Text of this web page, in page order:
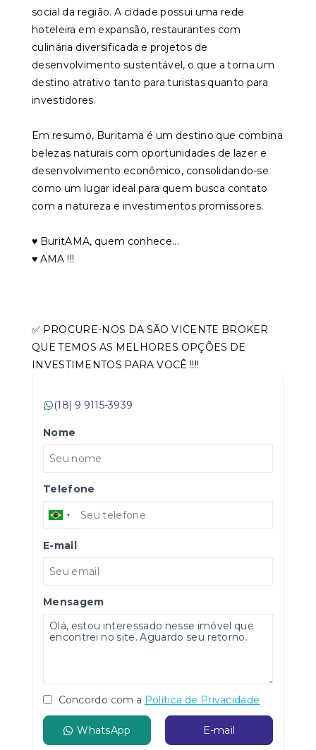
social da região. A cidade possui uma rede
hoteleira em expansão, restaurantes com
culinária diversificada e projetos de
desenvolvimento sustentável, o que a torna um
destino atrativo tanto para turistas quanto para
investidores.
Em resumo, Buritama é um destino que combina
belezas naturais com oportunidades de lazer e
desenvolvimento econômico, consolidando-se
como um lugar ideal para quem busca contato
com a natureza e investimentos promissores.
♥️ BuritAMA, quem conhece...
♥️ AMA !!!
✅ PROCURE-NOS DA SÃO VICENTE BROKER
QUE TEMOS AS MELHORES OPÇÕES DE
INVESTIMENTOS PARA VOCÊ !!!!
(18) 9 9115-3939
Nome
Telefone
E-mail
Mensagem
Concordo com a Política de Privacidade
WhatsApp E-mail